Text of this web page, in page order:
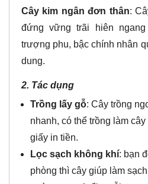
Cây kim ngân đơn thân:
đứng vững trãi hiên
trượng phu, bậc chính nhân
dung.
2. Tác dụng
Trồng lấy gỗ: Cây trồng
nhanh, có thể trồng làm
giấy in tiền.
Lọc sạch không khí: bạn
phòng thì cây giúp làm